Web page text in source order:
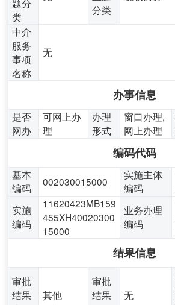
题分
类
分类
中介
服务
事项
名称
无
办事信息
是否
网办
可网上办
理
办理
形式
窗口办理,
网上办理
编码代码
基本
编码
002030015000
实施主体
编码
实施
编码
11620423MB159
455XH40020300
15000
业务办理
编码
结果信息
审批
结果
其他
审批
结果
无